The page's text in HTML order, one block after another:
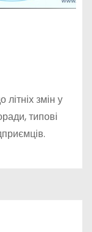
змін у
типові